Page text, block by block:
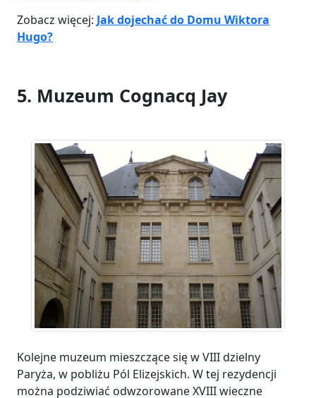
Zobacz więcej: Jak dojechać do Domu Wiktora
Hugo?
5. Muzeum Cognacq Jay
Kolejne muzeum mieszczące się w VIII dzielny
Paryża, w pobliżu Pól Elizejskich. W tej rezydencji
można podziwiać odwzorowane XVIII wieczne